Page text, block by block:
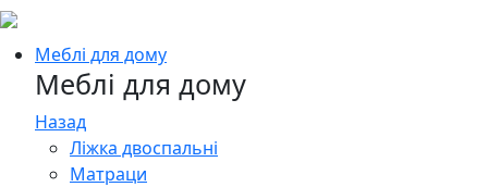
Меблі для дому
Меблі для дому
Назад
Ліжка двоспальні
Матраци